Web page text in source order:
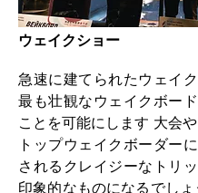
ウェイクショー
急速に建てられたウェイク
最も壮観なウェイクボー
ことを可能にします 大会や
トップウェイクボーダー
されるクレイジーなトリ
印象的なものになるでしょ